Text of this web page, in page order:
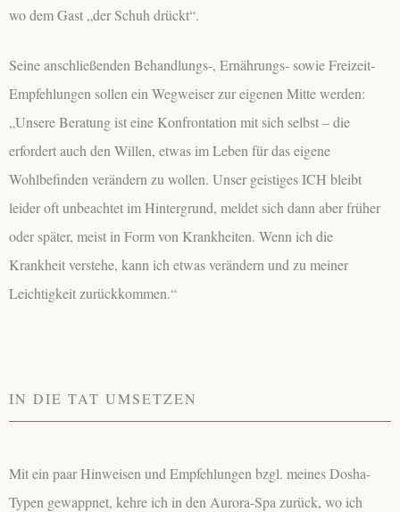
wo dem Gast „der Schuh drückt“.
Seine anschließenden Behandlungs-, Ernährungs- sowie Freizeit-
Empfehlungen sollen ein Wegweiser zur eigenen Mitte werden:
„Unsere Beratung ist eine Konfrontation mit sich selbst – die
erfordert auch den Willen, etwas im Leben für das eigene
Wohlbefinden verändern zu wollen. Unser geistiges ICH bleibt
leider oft unbeachtet im Hintergrund, meldet sich dann aber früher
oder später, meist in Form von Krankheiten. Wenn ich die
Krankheit verstehe, kann ich etwas verändern und zu meiner
Leichtigkeit zurückkommen.“
IN DIE TAT UMSETZEN
Mit ein paar Hinweisen und Empfehlungen bzgl. meines Dosha-
Typen gewappnet, kehre ich in den Aurora-Spa zurück, wo ich